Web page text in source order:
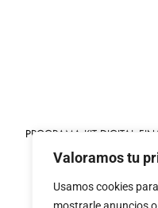
Valoramos tu
Usamos cookies
PROGRAMA KIT DIGITAL